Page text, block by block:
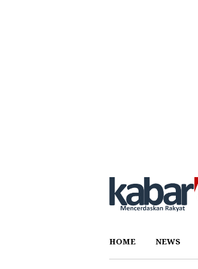
HOME NEWS